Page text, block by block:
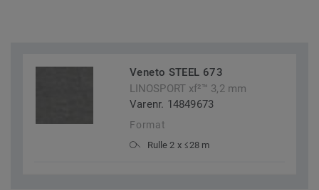
Veneto STEEL 673
LINOSPORT xf²™ 3,2 mm
Varenr. 14849673
Format
Rulle 2 x ≤28 m